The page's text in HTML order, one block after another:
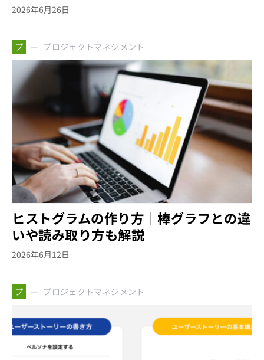
2026年6月26日
プ プロジェクトマネジメント
ヒストグラムの作り方｜棒グラフとの違
いや読み取り方も解説
2026年6月12日
プ プロジェクトマネジメント